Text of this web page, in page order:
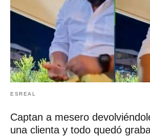
ESREAL
Captan a mesero
una clienta y todo quedó